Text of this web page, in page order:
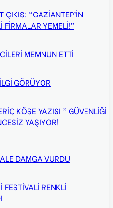
ÇIKIŞ: “GAZİANTEP’İN
FİRMALAR YEMELİ!”
MEMNUN ETTİ
GÖRÜYOR
KÖŞE YAZISI ” GÜVENLİĞİ
YAŞIYOR!
DAMGA VURDU
FESTİVALİ RENKLİ